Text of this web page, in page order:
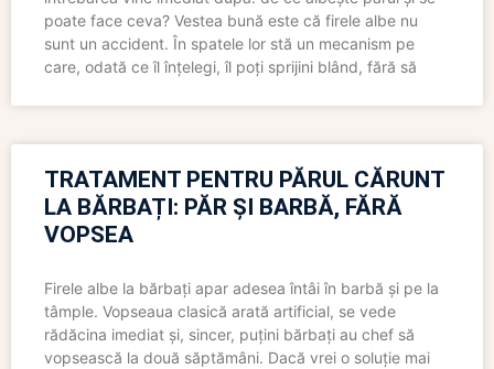
poate face ceva? Vestea bună este că firele albe nu
sunt un accident. În spatele lor stă un mecanism pe
care, odată ce îl înțelegi, îl poți sprijini blând, fără să
TRATAMENT PENTRU PĂRUL CĂRUNT
LA BĂRBAȚI: PĂR ȘI BARBĂ, FĂRĂ
VOPSEA
Firele albe la bărbați apar adesea întâi în barbă și pe la
tâmple. Vopseaua clasică arată artificial, se vede
rădăcina imediat și, sincer, puțini bărbați au chef să
vopsească la două săptămâni. Dacă vrei o soluție mai